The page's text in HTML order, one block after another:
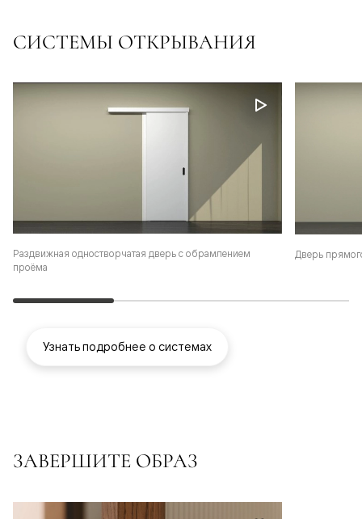
СИСТЕМЫ ОТКРЫВАНИЯ
Раздвижная одностворчатая дверь с обрамлением
проёма
Дверь
Узнать подробнее о системах
ЗАВЕРШИТЕ ОБРАЗ